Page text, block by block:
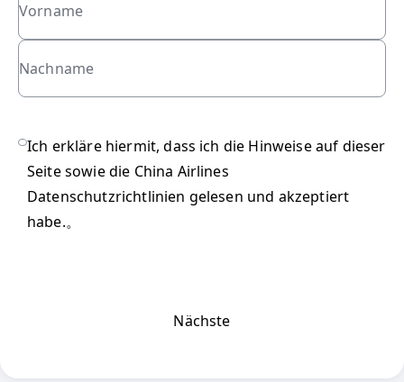
Vorname
Nachname
refundCheck
Ich erkläre hiermit, dass ich die Hinweise auf dieser
Seite sowie die China Airlines
Datenschutzrichtlinien gelesen und akzeptiert
habe.。
Nächste